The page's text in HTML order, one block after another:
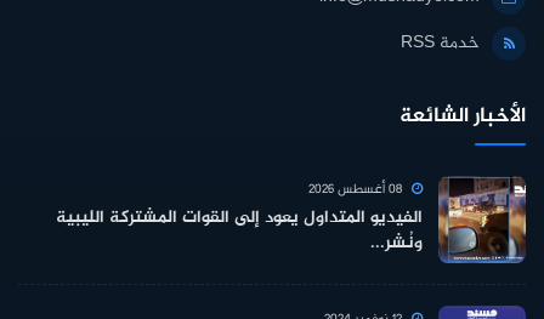
خدمة RSS
الأخبار الشائعة
الفيديو المتداول يعود إلى القوات المشتركة الليبية
ونُشر...